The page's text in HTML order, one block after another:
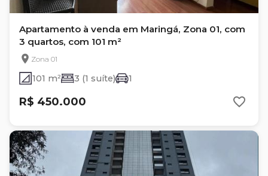
Apartamento à venda em Maringá, Zona 01, com
3 quartos, com 101 m²
Zona 01
101 m² 3 (1 suíte) 1
R$ 450.000